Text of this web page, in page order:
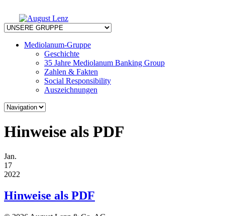
Mediolanum-Gruppe
Geschichte
35 Jahre Mediolanum Banking Group
Zahlen & Fakten
Social Responsibility
Auszeichnungen
Hinweise als PDF
Jan.
17
2022
Hinweise als PDF